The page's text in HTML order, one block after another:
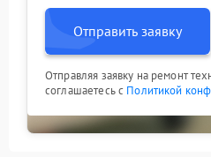
Отправить заявку
Отправляя заявку на ремонт
соглашаетесь с Политикой